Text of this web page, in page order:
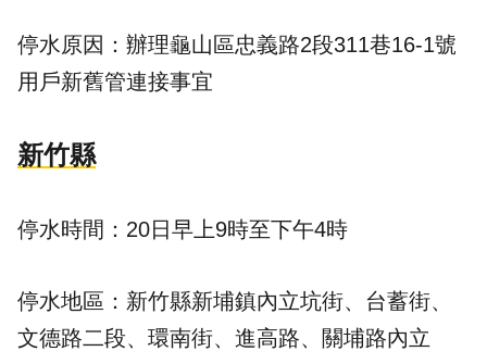
停水原因：辦理龜山區忠義路2段311巷16-1號
用戶新舊管連接事宜
新竹縣
停水時間：20日早上9時至下午4時
停水地區：新竹縣新埔鎮內立坑街、台蓄街、
文德路二段、環南街、進高路、關埔路內立